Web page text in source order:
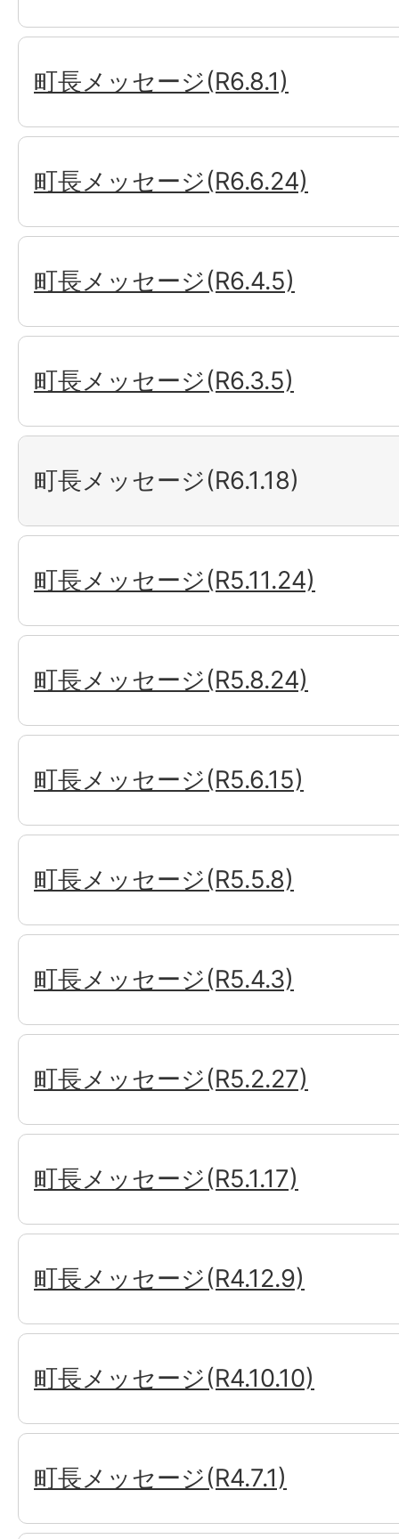
町長メッセージ(R6.8.1)
町長メッセージ(R6.6.24)
町長メッセージ(R6.4.5)
町長メッセージ(R6.3.5)
町長メッセージ(R6.1.18)
町長メッセージ(R5.11.24)
町長メッセージ(R5.8.24)
町長メッセージ(R5.6.15)
町長メッセージ(R5.5.8)
町長メッセージ(R5.4.3)
町長メッセージ(R5.2.27)
町長メッセージ(R5.1.17)
町長メッセージ(R4.12.9)
町長メッセージ(R4.10.10)
町長メッセージ(R4.7.1)